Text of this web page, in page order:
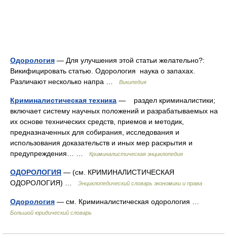
Одорология — Для улучшения этой статьи желательно?:
Викифицировать статью. Одорология наука о запахах.
Различают несколько напра …
Википедия
Криминалистическая техника — раздел криминалистики;
включает систему научных положений и разрабатываемых на
их основе технических средств, приемов и методик,
предназначенных для собирания, исследования и
использования доказательств и иных мер раскрытия и
предупреждения… …
Криминалистическая энциклопедия
ОДОРОЛОГИЯ — (см. КРИМИНАЛИСТИЧЕСКАЯ
ОДОРОЛОГИЯ) …
Энциклопедический словарь экономики и права
Одорология — см. Криминалистическая одорология …
Большой юридический словарь